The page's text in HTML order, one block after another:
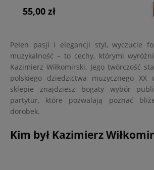
55,00 zł
Pełen pasji i elegancji styl, wyczucie
muzykalność – to cechy, którymi
Kazimierz Wiłkomirski. Jego twórczość
polskiego dziedzictwa muzycznego XX
sklepie znajdziesz bogaty wybór
partytur, które pozwalają poznać
dorobek.
Kim był Kazimierz